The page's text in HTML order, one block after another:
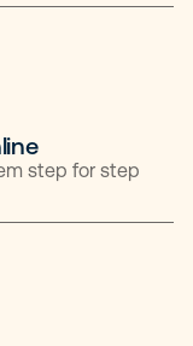
step for step